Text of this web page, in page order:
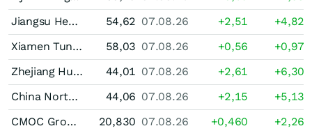
Jiangsu Hengrui Pharmaceuticals Ltd. Registered (A)
54,62 07.08.26 +2,51
+4,82
Xiamen Tungsten (A)
58,03 07.08.26 +0,56
+0,97
Zhejiang Huayou Cobalt (A)
44,01 07.08.26 +2,61
+6,30
China Northern Rare Earth (Group) High-Tech (A)
44,06 07.08.26 +2,15
+5,13
CMOC Group Limited Registered (A)
20,830 07.08.26 +0,460
+2,26